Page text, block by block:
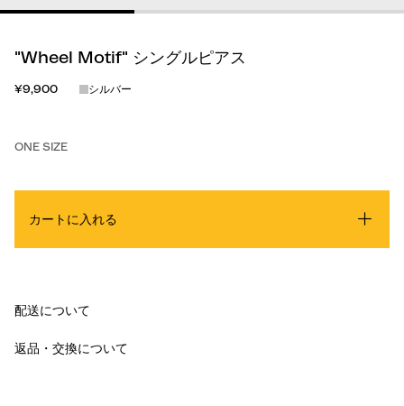
"Wheel Motif" シングルピアス
¥9,900 シルバー
ONE SIZE
カートに入れる
配送について
返品・交換について